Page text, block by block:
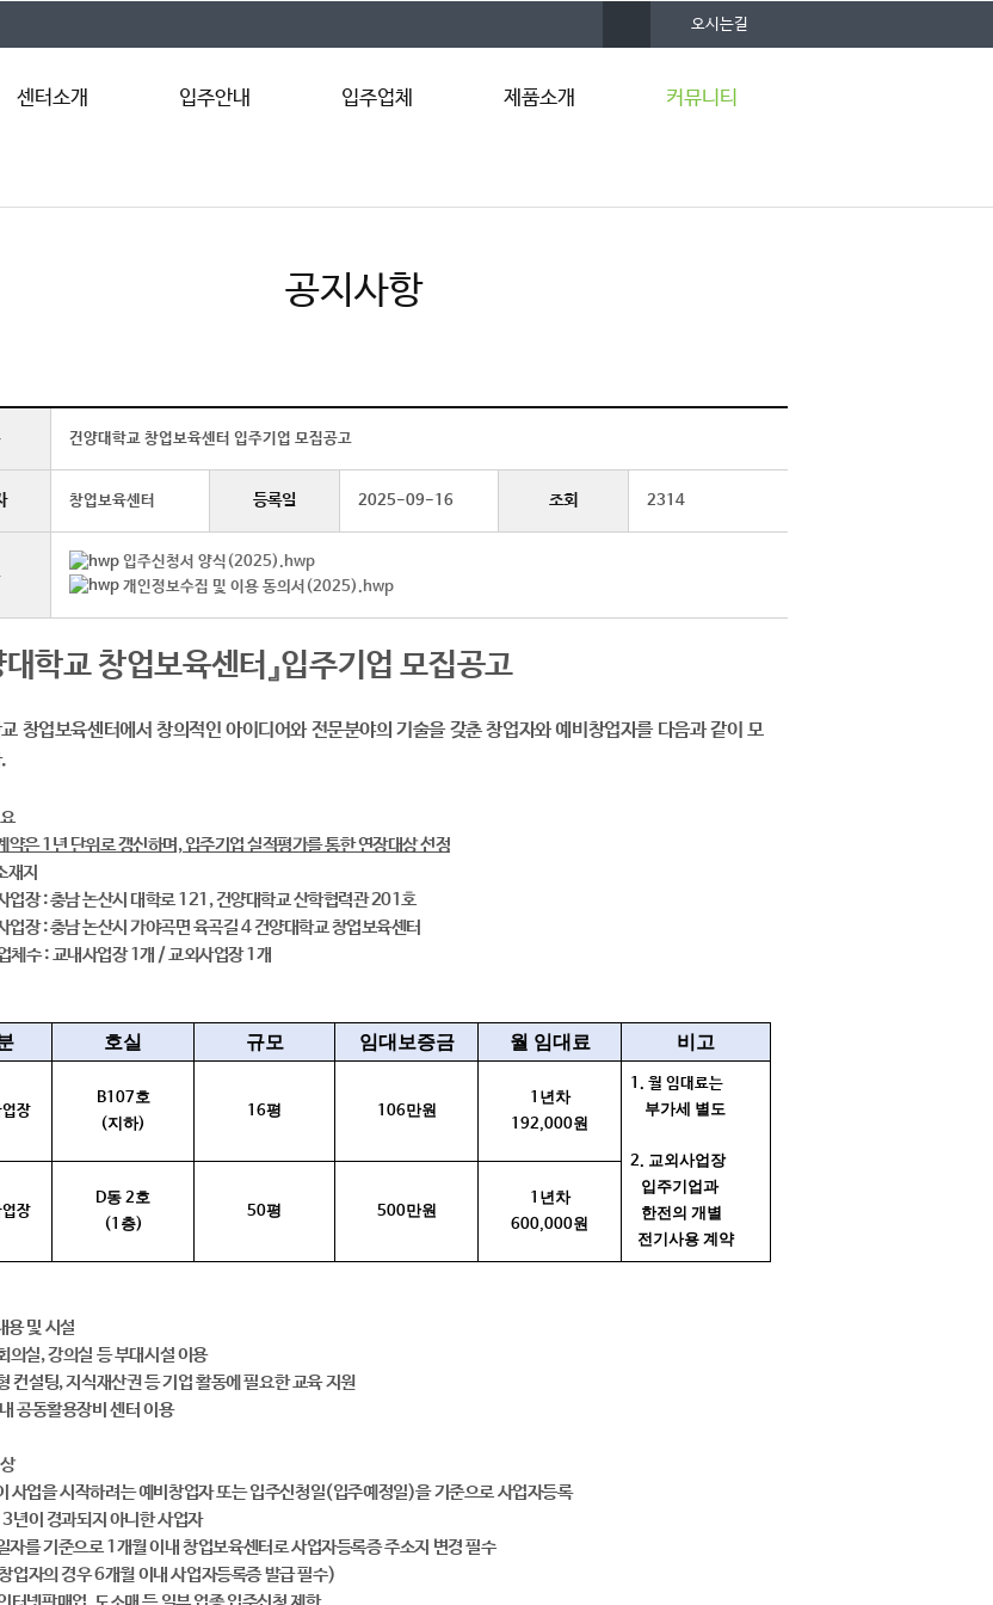
오시는길
센터소개
설현황
입주안내
입주절차
입주업체 제품소개
졸업업체 제품
커뮤니티
창업뉴스
공지사항
건양대학교 창업보육센터 입주기업 모집공고
창업보육센터 등록일 2025-09-16 조회 2314
입주신청서 양식(2025).hwp
개인정보수집 및 이용 동의서(2025).hwp
대학교 창업보육센터』입주기업 모집공고
창업보육센터에서 창의적인 아이디어와 전문분야의 기술을 갖춘 창업자와 예비창업자를 다음과 같이 모
약은 1년 단위로 갱신하며, 입주기업 실적평가를 통한 연장대상 선정
재지
업장 : 충남 논산시 대학로 121, 건양대학교 산학협력관 201호
업장 : 충남 논산시 가야곡면 육곡길 4 건양대학교 창업보육센터
체수 :교내사업장 1개 / 교외사업장 1개
호실 규모 임대보증금 월 임대료 비고
장
B107호
(지하)
16평 106만원
1 년차
192,000원
1. 월 임대료는
부가세 별도
2. 교외사업장
입주기업과
한전의 개별
전기사용 계약
장
D동 2호
(1 층)
50평 500만원
1 년차
600,000원
용 및 시설
의실, 강의실 등 부대시설 이용
컨설팅, 지식재산권 등 기업 활동에 필요한 교육 지원
공동활용장비 센터 이용
사업을 시작하려는 예비창업자 또는 입주신청일(입주예정일)을 기준으로 사업자등록
년이 경과되지 아니한 사업자
자를 기준으로 1개월 이내 창업보육센터로 사업자등록증 주소지 변경 필수
업자의 경우 6개월 이내 사업자등록증 발급 필수)